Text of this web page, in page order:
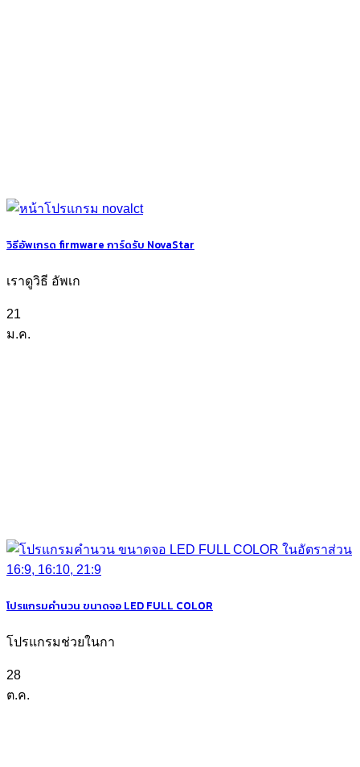
วิธีอัพเกรด firmware การ์ดรับ NovaStar
เราดูวิธี อัพเก
21
ม.ค.
โปรแกรมคำนวน ขนาดจอ LED FULL COLOR
โปรแกรมช่วยในกา
28
ต.ค.